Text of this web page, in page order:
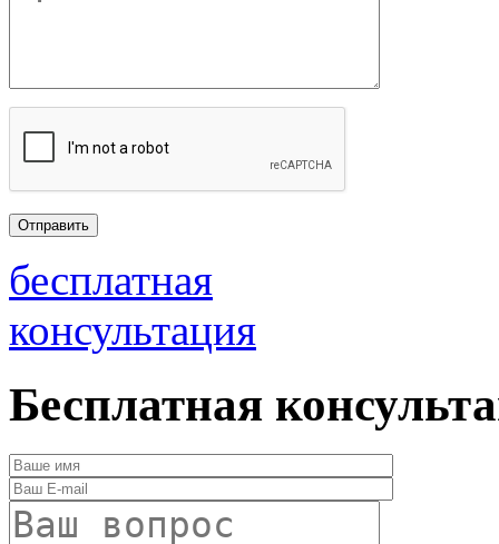
бесплатная
консультация
Бесплатная